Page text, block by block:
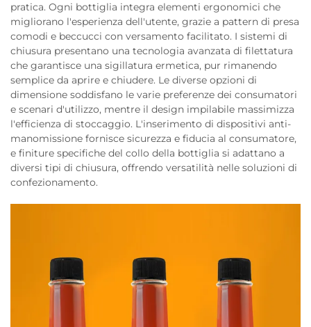
pratica. Ogni bottiglia integra elementi ergonomici che
migliorano l'esperienza dell'utente, grazie a pattern di presa
comodi e beccucci con versamento facilitato. I sistemi di
chiusura presentano una tecnologia avanzata di filettatura
che garantisce una sigillatura ermetica, pur rimanendo
semplice da aprire e chiudere. Le diverse opzioni di
dimensione soddisfano le varie preferenze dei consumatori
e scenari d'utilizzo, mentre il design impilabile massimizza
l'efficienza di stoccaggio. L'inserimento di dispositivi anti-
manomissione fornisce sicurezza e fiducia al consumatore,
e finiture specifiche del collo della bottiglia si adattano a
diversi tipi di chiusura, offrendo versatilità nelle soluzioni di
confezionamento.